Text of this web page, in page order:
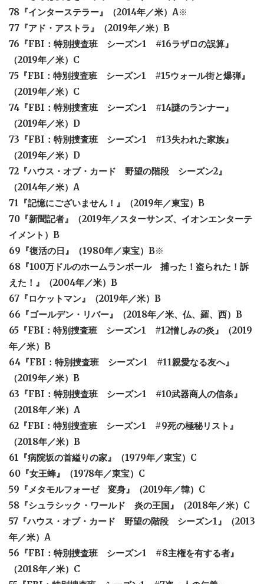
78『インターステラー』（2014年／米）A※
77『アド・アストラ』（2019年／米）B
76『FBI：特別捜査班 シーズン1 #16ラザロの誤算』
（2019年／米）C
75『FBI：特別捜査班 シーズン1 #15ウォール街と爆弾』
（2019年／米）C
74『FBI：特別捜査班 シーズン1 #14謎のランナー』
（2019年／米）D
73『FBI：特別捜査班 シーズン1 #13失われた家族』
（2019年／米）D
72『ハウス・オブ・カード 野望の階段 シーズン2』
（2014年／米）A
71『記憶にございません！』（2019年／東宝）B
70『新聞記者』（2019年／スターサンズ、イオンエンターテ
イメント）B
69『復活の日』（1980年／東宝）B※
68『100万ドルのホームランボール 捕った！盗られた！訴
えた！』（2004年／米）B
67『ロケットマン』（2019年／米）B
66『ゴールデン・リバー』（2018年／米、仏、羅、西）B
65『FBI：特別捜査班 シーズン1 #12憎しみの炎』（2019
年／米）B
64『FBI：特別捜査班 シーズン1 #11親愛なる友へ』
（2019年／米）B
63『FBI：特別捜査班 シーズン1 #10武器商人の信条』
（2018年／米）A
62『FBI：特別捜査班 シーズン1 #9死の極秘リスト』
（2018年／米）B
61『病院坂の首縊りの家』（1979年／東宝）C
60『女王蜂』（1978年／東宝）C
59『メタモルフォーゼ 変身』（2019年／韓）C
58『シュラシック・ワールド 炎の王国』（2018年／米）C
57『ハウス・オブ・カード 野望の階段 シーズン1』（2013
年／米）A
56『FBI：特別捜査班 シーズン1 #8主権を有する者』
（2018年／米）C